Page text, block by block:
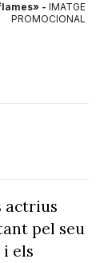
- IMATGE
PROMOCIONAL
actrius
pel seu
els